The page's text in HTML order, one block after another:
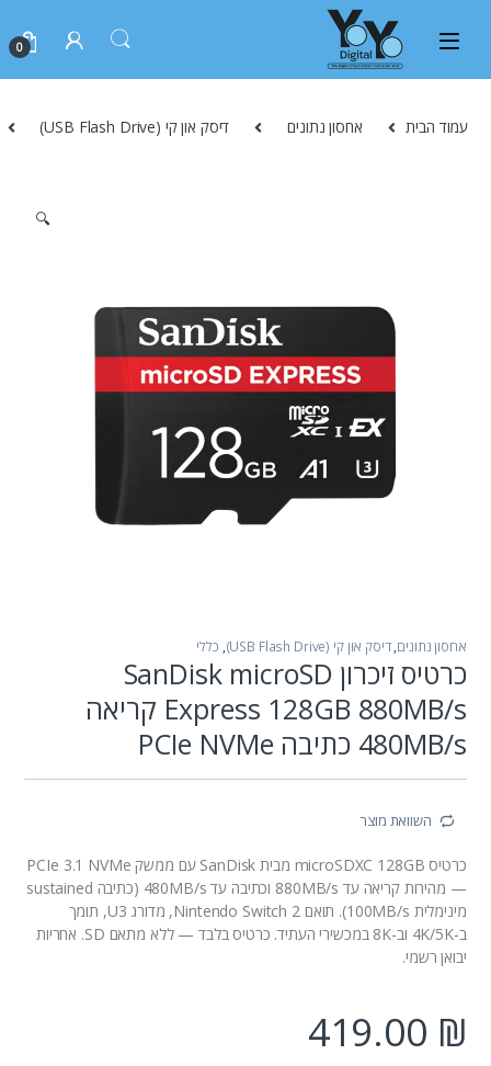
0
עמוד הבית אחסון נתונים דיסק און קי (USB Flash Drive)
🔍
אחסון נתונים,דיסק און קי (USB Flash Drive) , כללי
כרטיס זיכרון SanDisk microSD
Express 128GB 880MB/s קריאה
480MB/s כתיבה PCIe NVMe
השוואת מוצר
כרטיס microSDXC 128GB מבית SanDisk עם ממשק PCIe 3.1 NVMe
— מהירות קריאה עד 880MB/s וכתיבה עד 480MB/s (כתיבה sustained
מינימלית 100MB/s). תואם Nintendo Switch 2, מדורג U3, תומך
ב-4K/5K וב-8K במכשירי העתיד. כרטיס בלבד — ללא מתאם SD. אחריות
יבואן רשמי.
419.00 ₪